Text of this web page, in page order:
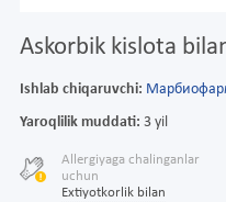
Askorbik kislota
Ishlab chiqaruvchi:
Yaroqlilik muddati: 3 yil
Allergiyaga chalinganlar
uchun
Extiyotkorlik bilan